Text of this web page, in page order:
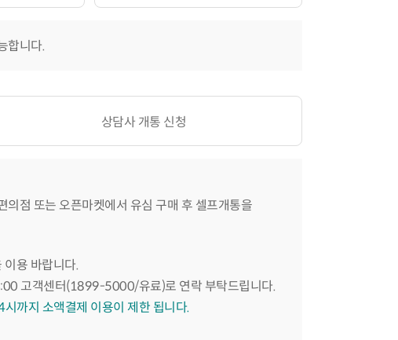
합니다.
상담사 개통 신청
점 또는 오픈마켓에서 유심 구매 후 셀프개통을
용 바랍니다.
고객센터(1899-5000/유료)로 연락 부탁드립니다.
까지 소액결제 이용이 제한 됩니다.